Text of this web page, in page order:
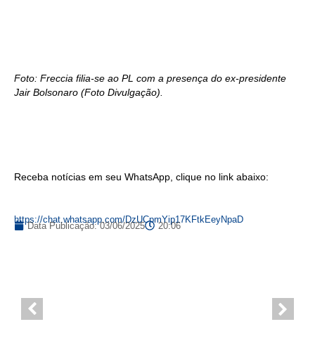
Foto: Freccia filia-se ao PL com a presença do ex-presidente
Jair Bolsonaro (Foto Divulgação).
Receba notícias em seu WhatsApp, clique no link abaixo:
https://chat.whatsapp.com/DzUCpmYip17KFtkEeyNpaD
Data Publicação:03/06/2025 20:06